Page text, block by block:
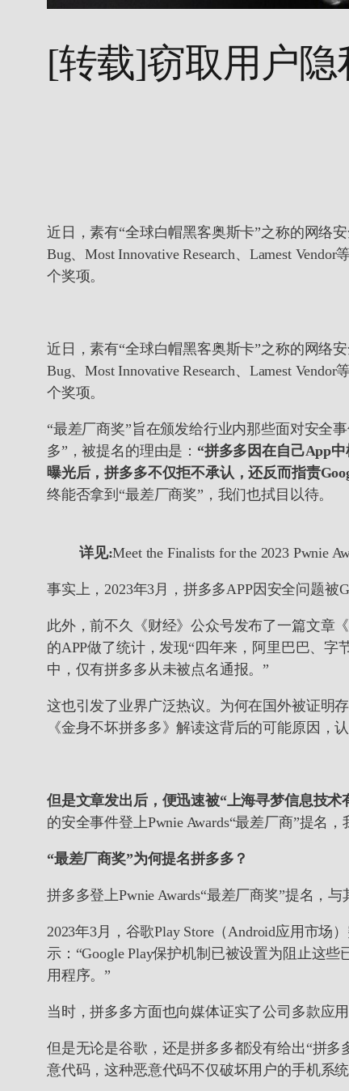
[转载]窃取用户
近日，素有“全球白帽黑客奥斯卡”之称的网络
Bug、Most Innovative Research、Lamest
个奖项。
近日，素有“全球白帽黑客奥斯卡”之称的网络
Bug、Most Innovative Research、Lamest
个奖项。
“最差厂商奖”旨在颁发给行业内那些面对安全
多”，被提名的理由是： “拼多多因在自己App
曝光后，拼多多不仅拒不承认，还反而指责
终能否拿到“最差厂商奖”，我们也拭目以待。
详见:Meet the Finalists for the 2023 Pwnie
事实上，2023年3月，拼多多APP因安全问题被
此外，前不久《财经》公众号发布了一篇文章
的APP做了统计，发现“四年来，阿里巴巴、
中，仅有拼多多从未被点名通报。”
这也引发了业界广泛热议。为何在国外被证明
《金身不坏拼多多》解读这背后的可能原因，
但是文章发出后，便迅速被“上海寻梦信息技
的安全事件登上Pwnie Awards“最差厂商”提名
“最差厂商奖”为何提名拼多多？
拼多多登上Pwnie Awards“最差厂商奖”提名，
2023年3月，谷歌Play Store（Android应用市
示：“Google Play保护机制已被设置为阻止这
用程序。”
当时，拼多多方面也向媒体证实了公司多款应
但是无论是谷歌，还是拼多多都没有给出“拼
意代码，这种恶意代码不仅破坏用户的手机系